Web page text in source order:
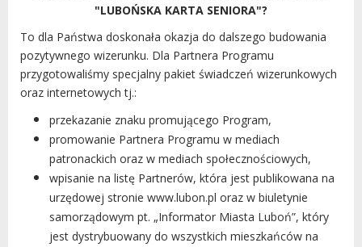
- instalacje
- montaż
- montaż
"LUBOŃSKA KARTA SENIORA"?
To dla Państwa doskonała okazja do dalszego budowania
pozytywnego wizerunku. Dla Partnera Programu
przygotowaliśmy specjalny pakiet świadczeń wizerunkowych
oraz internetowych tj.:
przekazanie znaku promującego Program,
promowanie Partnera Programu w mediach
patronackich oraz w mediach społecznościowych,
wpisanie na listę Partnerów, która jest publikowana na
urzędowej stronie www.lubon.pl oraz w biuletynie
samorządowym pt. „Informator Miasta Luboń”, który
jest dystrybuowany do wszystkich mieszkańców na